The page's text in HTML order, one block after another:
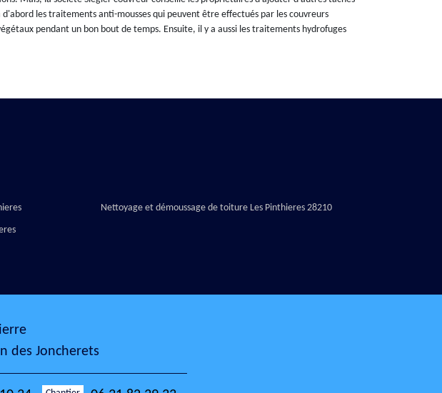
les traitements anti-mousses qui peuvent être effectués par les couvreurs
pendant un bon bout de temps. Ensuite, il y a aussi les traitements hydrofuges
Nettoyage et démoussage de toiture Les Pinthieres 28210
des Joncherets